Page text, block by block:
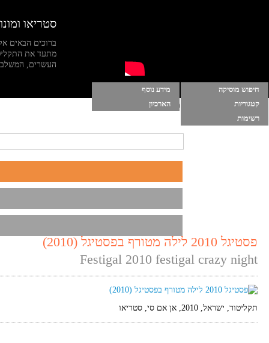
סטריאו ומונו
ברוכים הבאים
מתעד את
העשרים, המשלב
חיפוש מוסיקה
מידע נוסף
קטגוריות
הארכיון
רשימות
הרשימות שלי התחברות |הפעל מוסיקה ברקע
פסטיגל 2010 לילה מטורף בפסטיגל (2010)
Festigal 2010 festigal crazy night
תקליטור, ישראל, 2010, אן אם סי, סטריאו